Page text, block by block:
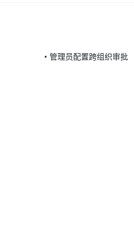
• 管理员配置跨组织审批